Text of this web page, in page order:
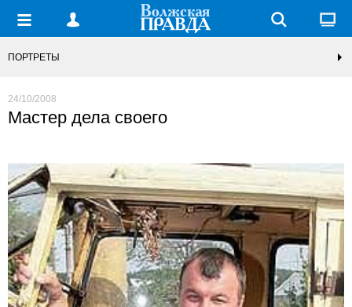
ПОРТРЕТЫ
24/10/2008
Мастер дела своего